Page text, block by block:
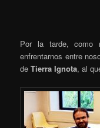
Por la tarde, como
enfrentarnos entre
deTierra Ignota, al